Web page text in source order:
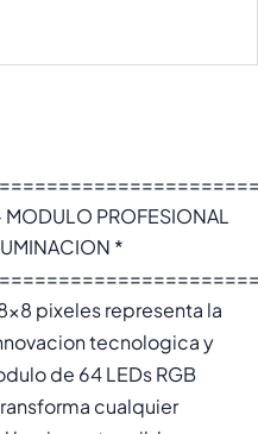
MODULO PROFESIONAL
*
pixeles representa la
tecnologica y
de 64 LEDs RGB
cualquier